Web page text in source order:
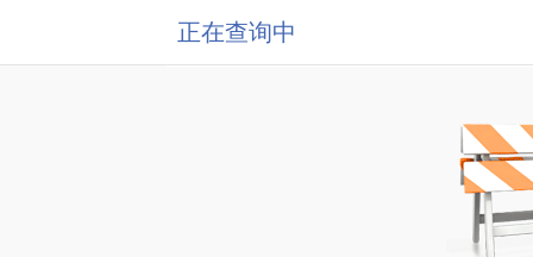
正在查询中